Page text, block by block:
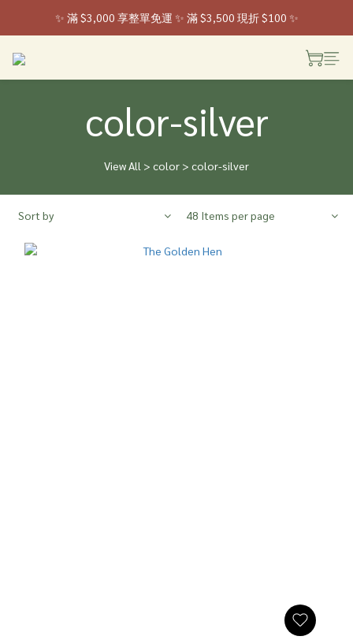
✨ 全家取貨新登場 ✨ 入會享 50 元購物金
✨ 滿 $3,000 享整單免運 ✨ 滿 $3,500 現折 $100 ✨
color-silver
View All > color > color-silver
Sort by 48 Items per page